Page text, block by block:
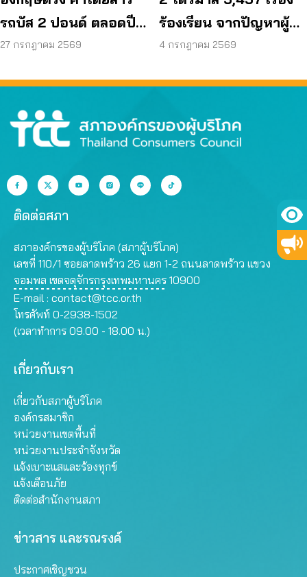
รถบัส 2 ปอนด์ ตลอดปี
70 ลดค่าครองชีพ
27 กรกฎาคม 2569
ร้องเรียน จากปัญหาผู้
บริโภค สู่การดันนโยบาย
4 กรกฎาคม 2569
ติดต่อสภา
สภาองค์กรของผู้บริโภค (สภาผู้บริโภค)
เลขที่ 110/1 ซอยลาดพร้าว 26 แยก 1-2 ถนนลาดพร้าว แขวง
จอมพล เขตจตุจักรกรุงเทพมหานคร 10900
E-mail : contact@tcc.or.th
โทรศัพท์ 0-2938-1502
(เวลาทำการ 09.00 - 18.00 น.)
เกี่ยวกับเรา
เกี่ยวกับสภาผู้บริโภค
องค์กรสมาชิก
หน่วยงานเขตพื้นที่
หน่วยงานประจำจังหวัด
แจ้งเบาะแสและร้องทุกข์
แจ้งเตือนภัย
ติดต่อสำนักงานสภา
ข่าวสาร และรณรงค์
ประกาศเชิญชวน